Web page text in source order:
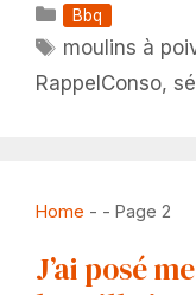
Catégories
Bbq
Étiquettes
moulins à
RappelConso,
Home - - Page 2
J’ai posé